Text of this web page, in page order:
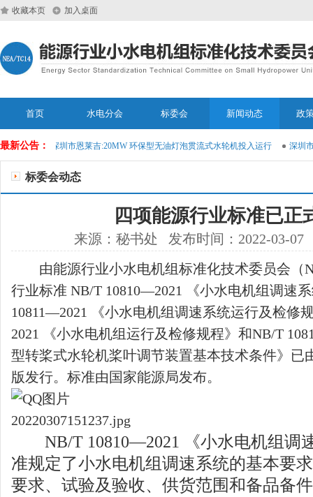
收藏本页 加入桌面
首页 水电分会 标委会 新闻动态 政
最新公告：
模型 深圳市恩莱吉:20MW 环保型无油灯泡贯流式水轮机投入运行 深圳市
标委会动态
四项能源行业标准已正
来源：秘书处 发布时间：2022-03-07
由能源行业小水电机组标准化技术委员会（
行业标准 NB/T 10810—2021 《小水电机组调速
10811—2021 《小水电机组调速系统运行及检修
2021 《小水电机组运行及检修规程》和NB/T
型转桨式水轮机桨叶调节装置基本技术条件》已
版发行。标准由国家能源局发布。
NB/T 10810—2021 《小水电机组调
准规定了小水电机组调速系统的基本要
要求、试验及验收、供货范围和备品备